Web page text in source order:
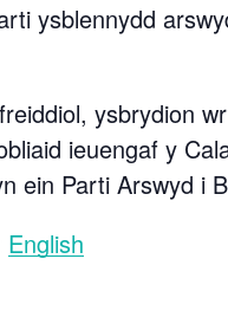
ysblennydd
ysbrydion
ieuengaf y
ein Parti Arswyd i
English